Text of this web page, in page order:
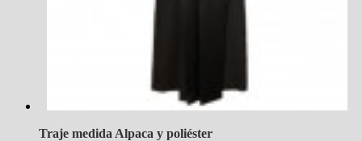
Traje medida Alpaca y poliéster